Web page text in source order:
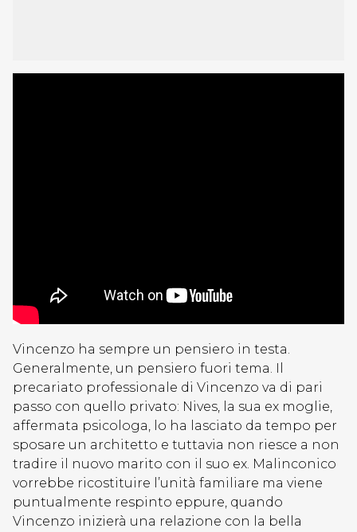
Vincenzo ha sempre un pensiero in testa.
Generalmente, un pensiero fuori tema. Il
precariato professionale di Vincenzo va di pari
passo con quello privato: Nives, la sua ex moglie,
affermata psicologa, lo ha lasciato da tempo per
sposare un architetto e tuttavia non riesce a non
tradire il nuovo marito con il suo ex. Malinconico
vorrebbe ricostituire l’unità familiare ma viene
puntualmente respinto eppure, quando
Vincenzo inizierà una relazione con la bella